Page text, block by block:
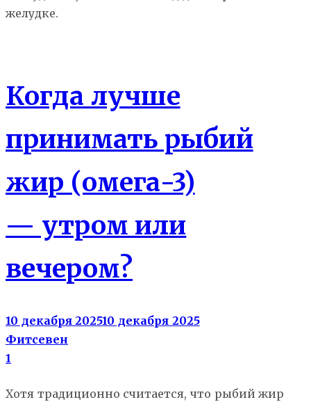
желудке.
Когда лучше
принимать рыбий
жир (омега-3)
— утром или
вечером?
10 декабря 202510 декабря 2025
Фитсевен
1
Хотя традиционно считается, что рыбий жир